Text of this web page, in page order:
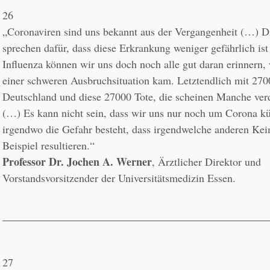
26
„Coronaviren sind uns bekannt aus der Vergangenheit (…)
sprechen dafür, dass diese Erkrankung weniger gefährlich
Influenza können wir uns doch noch alle gut daran erinnern,
einer schweren Ausbruchsituation kam. Letztendlich mit
Deutschland und diese 27000 Tote, die scheinen Manche
(…) Es kann nicht sein, dass wir uns nur noch um Corona
irgendwo die Gefahr besteht, dass irgendwelche anderen
Professor Dr. Jochen A. Werner, Ärztlicher Direktor und
Vorstandsvorsitzender der Universitätsmedizin Essen.
27